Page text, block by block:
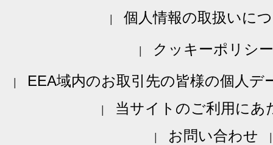
個人情報の取扱いに
クッキーポリシー
EEA域内のお取引先の皆様の個人デ
当サイトのご利用にあ
お問い合わせ